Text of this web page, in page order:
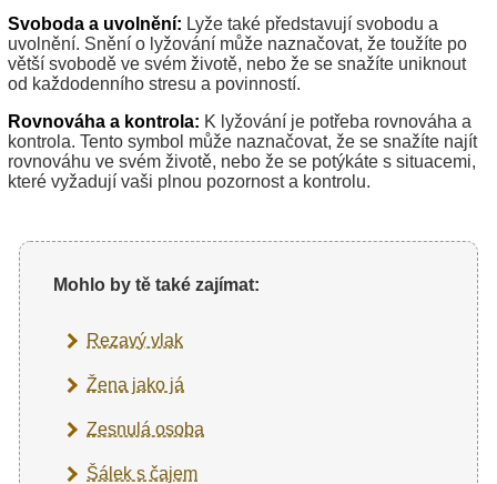
Svoboda a uvolnění: Lyže také představují svobodu a
uvolnění. Snění o lyžování může naznačovat, že toužíte po
větší svobodě ve svém životě, nebo že se snažíte uniknout
od každodenního stresu a povinností.
Rovnováha a kontrola: K lyžování je potřeba rovnováha a
kontrola. Tento symbol může naznačovat, že se snažíte najít
rovnováhu ve svém životě, nebo že se potýkáte s situacemi,
které vyžadují vaši plnou pozornost a kontrolu.
Mohlo by tě také zajímat:
Rezavý vlak
Žena jako já
Zesnulá osoba
Šálek s čajem